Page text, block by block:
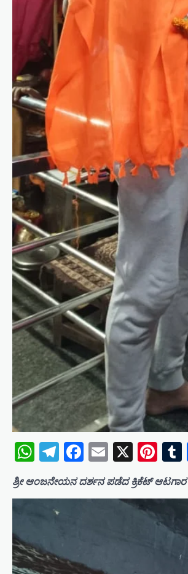
WhatsApp
Telegram
Facebook
Email
X
ಶ್ರೀ ಆಂಜನೇಯನ ದರ್ಶನ ಪಡೆದ ಕ್ರಿಕೆಟ್ ಆಟಗಾರ